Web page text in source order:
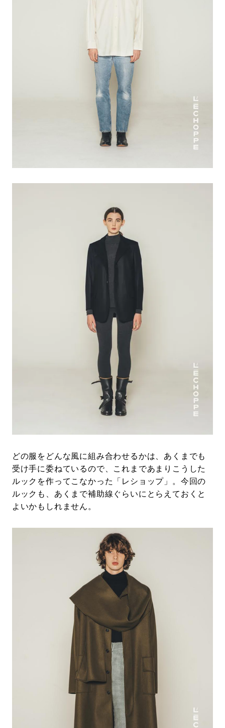
どの服をどんな風に組み合わせるかは、あくまでも
受け手に委ねているので、これまであまりこうした
ルックを作ってこなかった「レショップ」。今回の
ルックも、あくまで補助線ぐらいにとらえておくと
よいかもしれません。